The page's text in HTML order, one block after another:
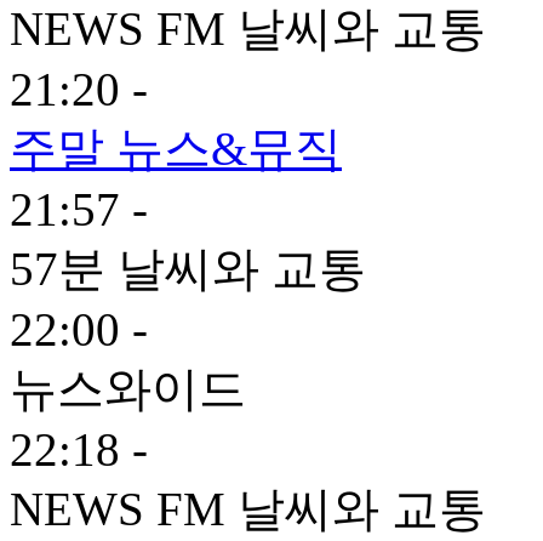
NEWS FM 날씨와 교통
21:20 -
주말 뉴스&뮤직
21:57 -
57분 날씨와 교통
22:00 -
뉴스와이드
22:18 -
NEWS FM 날씨와 교통